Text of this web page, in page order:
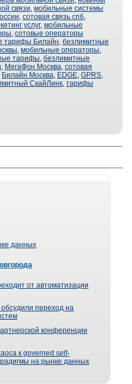
связи, мобильные системы
, сотовая связь спб,
услуг, мобильные
, сотовые операторы
тарифы Билайн, безлимитные
, мобильные операторы,
тарифы, безлимитные
, МегаФон Москва, сотовая
Билайн Москва, EDGE, GPRS,
СкайЛинк, тарифы
данных
от автоматизации
переход на
конференции
к governed self-
на рынке данных